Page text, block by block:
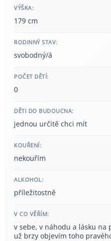
VÝŠKA:
179 cm
RODINNÝ STAV:
svobodný/á
POČET DĚTÍ:
0
DĚTI DO BUDOUCNA:
jednou určitě chci mít
KOUŘENÍ:
nekouřím
ALKOHOL:
příležitostně
V CO VĚŘÍM:
v sebe, v náhodu a lásku na
už brzy objevím toho